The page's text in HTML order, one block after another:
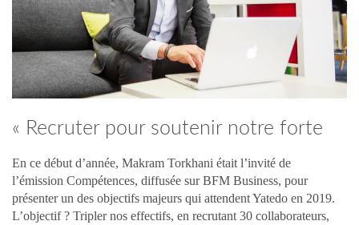
« Recruter pour soutenir notre forte
croissance »
En ce début d’année, Makram Torkhani était l’invité de
l’émission Compétences, diffusée sur BFM Business, pour
présenter un des objectifs majeurs qui attendent Yatedo en 2019.
L’objectif ? Tripler nos effectifs, en recrutant 30 collaborateurs,